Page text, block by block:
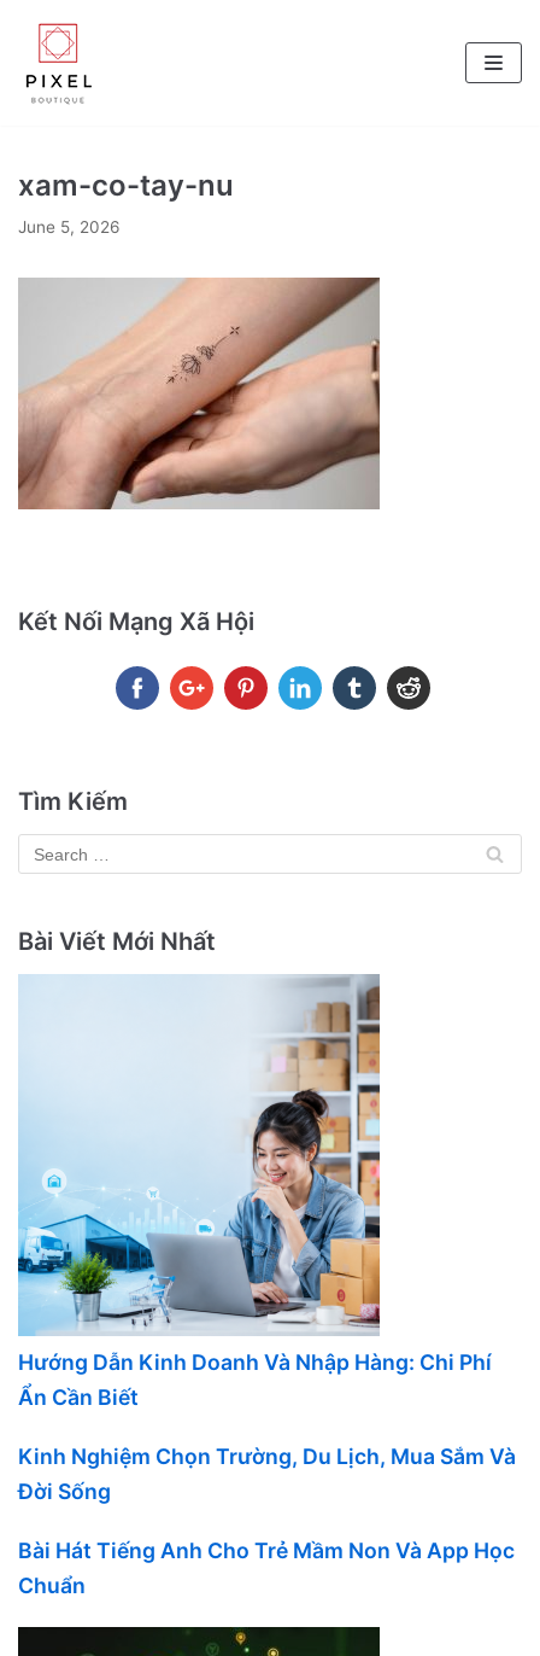
Skip
to
content
xam-co-tay-nu
June 5, 2026
Kết Nối Mạng Xã Hội
Tìm Kiếm
Bài Viết Mới Nhất
Hướng Dẫn Kinh Doanh Và Nhập Hàng: Chi Phí
Ẩn Cần Biết
Kinh Nghiệm Chọn Trường, Du Lịch, Mua Sắm Và
Đời Sống
Bài Hát Tiếng Anh Cho Trẻ Mầm Non Và App Học
Chuẩn